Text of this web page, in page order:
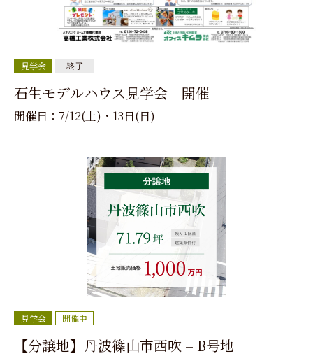
石生モデルハウス見学会 開催
見学会 終了
開催日：7/12(土)・13日(日)
【分譲地】丹波篠山市西吹 – B号地
見学会 開催中